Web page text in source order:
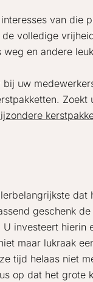
van die
volledige
en andere
uw
geschenk
investeert
maar lukraak
tijd helaas niet
op dat het grote